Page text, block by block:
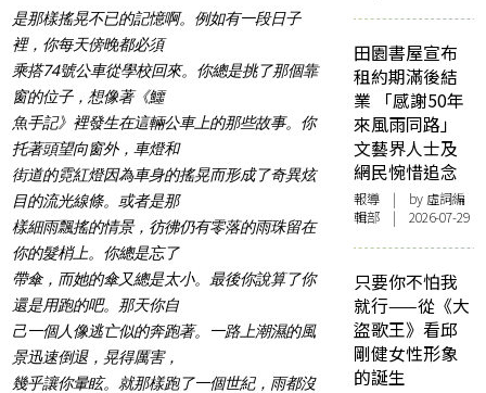
是那樣搖晃不已的記憶啊。例如有一段日子
裡，你每天傍晚都必須
乘搭74號公車從學校回來。你總是挑了那個靠
窗的位子，想像著《鱷
魚手記》裡發生在這輛公車上的那些故事。你
托著頭望向窗外，車燈和
街道的霓紅燈因為車身的搖晃而形成了奇異炫
目的流光線條。或者是那
樣細雨飄搖的情景，彷彿仍有零落的雨珠留在
你的髮梢上。你總是忘了
帶傘，而她的傘又總是太小。最後你說算了你
還是用跑的吧。那天你自
己一個人像逃亡似的奔跑著。一路上潮濕的風
景迅速倒退，晃得厲害，
幾乎讓你暈眩。就那樣跑了一個世紀，雨都沒
田園書屋宣布
租約期滿後結
業 「感謝50年
來風雨同路」
文藝界人士及
網民惋惜追念
報導 | by 虛詞編
輯部 | 2026-07-29
只要你不怕我
就行——從《大
盜歌王》看邱
剛健女性形象
的誕生